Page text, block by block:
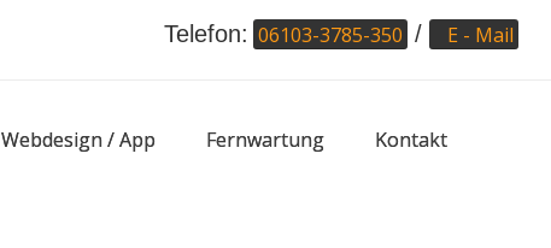
Telefon: 06103-3785-350 / E - Mail
Webdesign / App Fernwartung Kontakt